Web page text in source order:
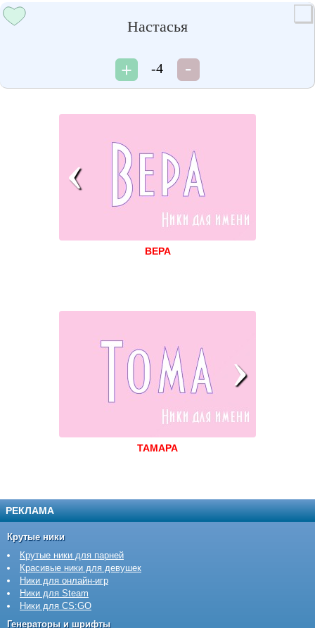
РЕКЛАМА
Настасья
-4
ВЕРА
ТАМАРА
Крутые ники
Крутые ники для парней
Красивые ники для девушек
Ники для онлайн-игр
Ники для Steam
Ники для CS:GO
Генераторы и шрифты